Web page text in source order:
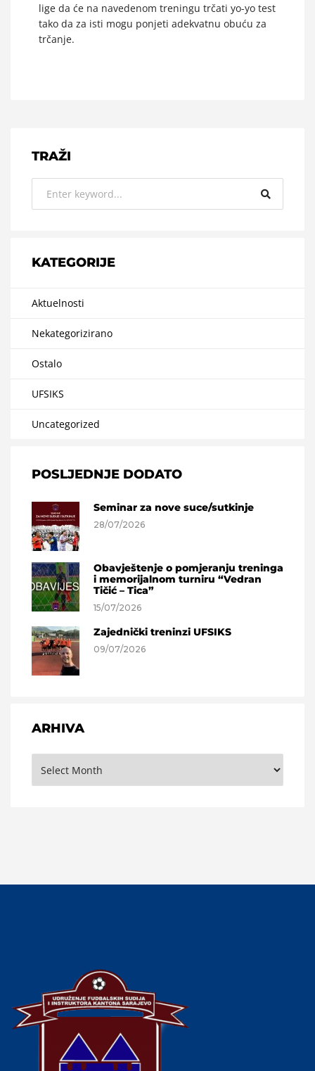
lige da će na navedenom treningu trčati yo-yo test
tako da za isti mogu ponjeti adekvatnu obuću za
trčanje.
TRAŽI
KATEGORIJE
Aktuelnosti
Nekategorizirano
Ostalo
UFSIKS
Uncategorized
POSLJEDNJE DODATO
Seminar za nove suce/sutkinje
28/07/2026
Obavještenje o pomjeranju treninga
i memorijalnom turniru “Vedran
Tičić – Tica”
15/07/2026
Zajednički treninzi UFSIKS
09/07/2026
ARHIVA